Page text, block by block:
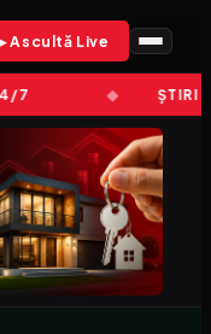
Ascultă Live
7 ȘTIRI